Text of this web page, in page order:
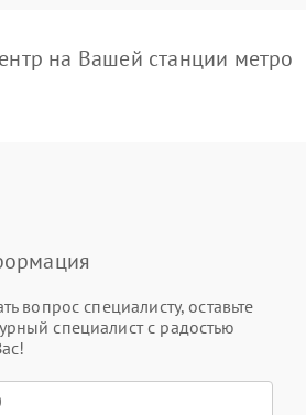
на Вашей станции метро
вопрос специалисту, оставьте
специалист с радостью